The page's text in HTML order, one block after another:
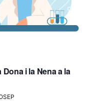
i la Nena a la